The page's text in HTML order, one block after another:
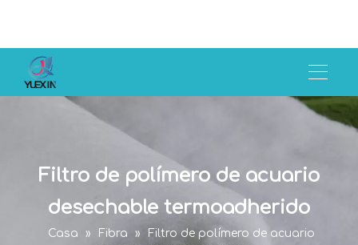
Filtro de polímero de acuario
desechable termoadherido
Casa » Fibra »
Filtro de polímero de acuario